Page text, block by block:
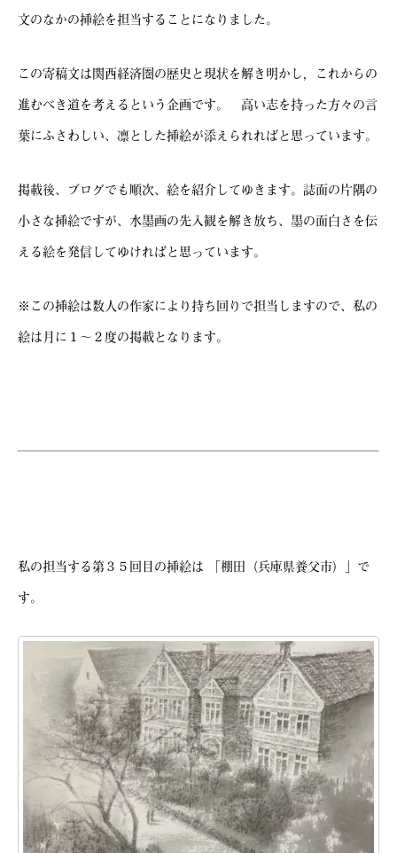
文のなかの挿絵を担当することになりました。
この寄稿文は関西経済圏の歴史と現状を解き明かし，これからの
進むべき道を考えるという企画です。 高い志を持った方々の言
葉にふさわしい、凛とした挿絵が添えられればと思っています。
掲載後、ブログでも順次、絵を紹介してゆきます。誌面の片隅の
小さな挿絵ですが、水墨画の先入観を解き放ち、墨の面白さを伝
える絵を発信してゆければと思っています。
※この挿絵は数人の作家により持ち回りで担当しますので、私の
絵は月に１～２度の掲載となります。
私の担当する第３５回目の挿絵は 「棚田（兵庫県養父市）
」で
す。